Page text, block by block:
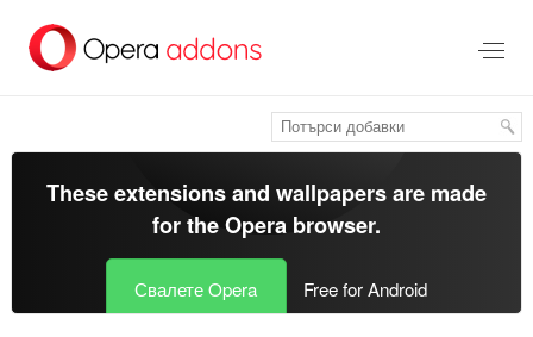
главното
съдържание
These extensions and wallpapers are made
for theOpera browser.
Свалете Opera Free for Android